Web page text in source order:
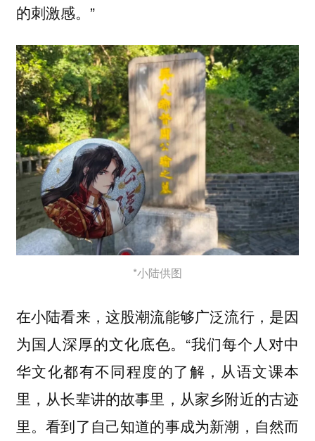
的刺激感。”
*小陆供图
在小陆看来，这股潮流能够广泛流行，是因
为国人深厚的文化底色。“我们每个人对中
华文化都有不同程度的了解，从语文课本
里，从长辈讲的故事里，从家乡附近的古迹
里。看到了自己知道的事成为新潮，自然而